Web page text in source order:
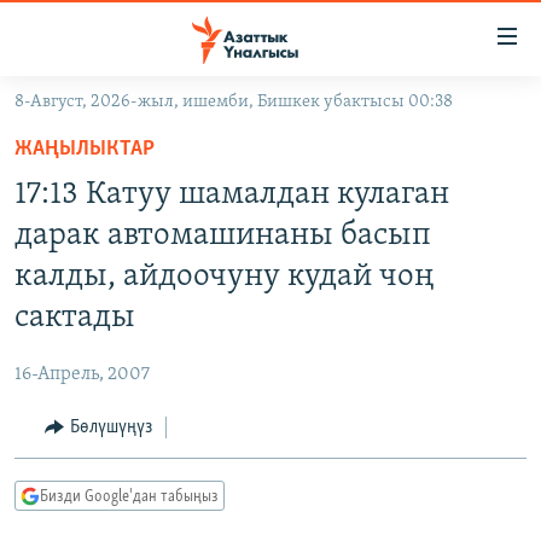
Навигацияга
өтүңүз
салыңыз
УКРАИНА
БҮГҮН АЗАТТЫКТА
ЭКСПЕРТТЕР ТАЛДАЙТ
БИЗ ЖАНА ДҮЙНӨ
ПОДКАСТ
ӨЗГӨЧӨ ПИКИР
Русский
8-Август, 2026-жыл, ишемби, Бишкек убактысы 00:38
ЖАҢЫЛЫКТАР
17:13 Катуу шамалдан кулаган
дарак автомашинаны басып
калды, айдоочуну кудай чоң
сактады
16-Апрель, 2007
Бөлүшүңүз
Бизди Google'дан табыңыз